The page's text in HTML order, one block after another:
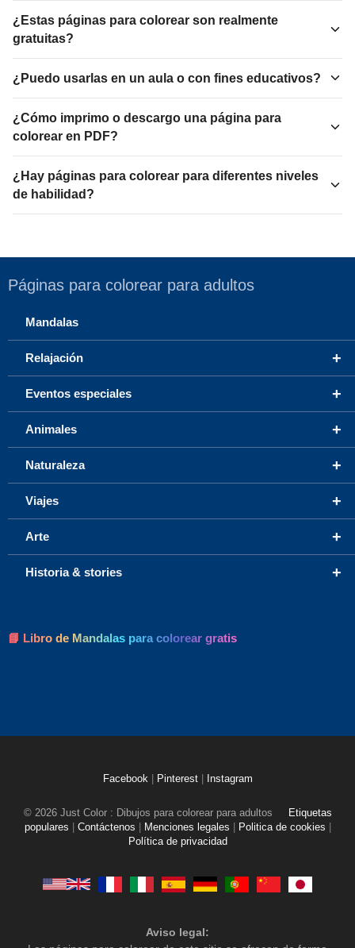
¿Estas páginas para colorear son realmente
gratuitas?
¿Puedo usarlas en un aula o con fines educativos?
¿Cómo imprimo o descargo una página para
colorear en PDF?
¿Hay páginas para colorear para diferentes niveles
de habilidad?
Páginas para colorear para adultos
Mandalas
+
Relajación
+
Eventos especiales
+
Animales
+
Naturaleza
+
Viajes
+
Arte
+
Historia & stories
📘 Libro de Mandalas para colorear gratis
Facebook Pinterest Instagram
© 2026 Just Color : Dibujos para colorear para adultos
Etiquetas
populares
Contáctenos Menciones legales Politica de cookies
Política de privacidad
Aviso legal: